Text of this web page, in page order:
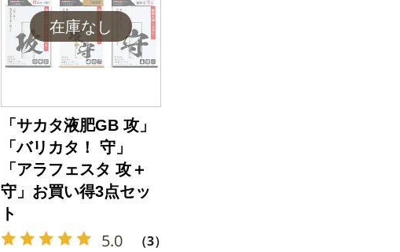
「サカタ液肥GB 攻」
「バリカタ！ 守」
「アラフェスタ 攻＋
守」お買い得3点セッ
ト
5.0 （3）